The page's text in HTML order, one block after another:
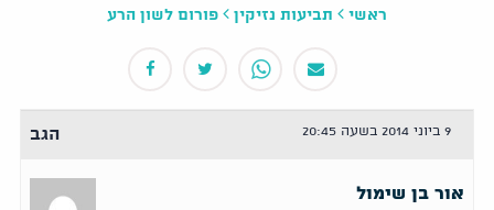
ראשי תביעות נזיקין פורום לשון הרע
9 ביוני 2014 בשעה 20:45 הגב
אור בן שימול